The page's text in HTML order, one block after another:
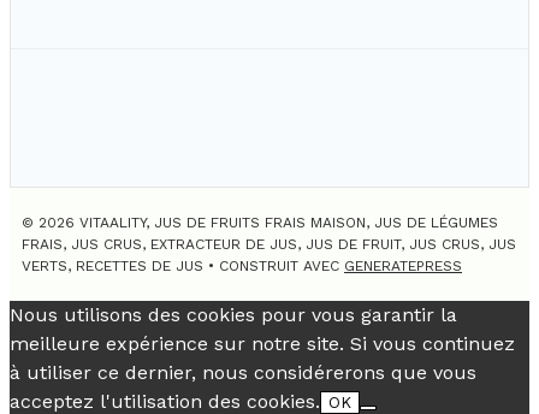
© 2026 VITAALITY, JUS DE FRUITS FRAIS MAISON, JUS DE LÉGUMES
FRAIS, JUS CRUS, EXTRACTEUR DE JUS, JUS DE FRUIT, JUS CRUS, JUS
VERTS, RECETTES DE JUS • CONSTRUIT AVEC GENERATEPRESS
Nous utilisons des cookies pour vous garantir la
meilleure expérience sur notre site. Si vous continuez
à utiliser ce dernier, nous considérerons que vous
acceptez l'utilisation des cookies. OK